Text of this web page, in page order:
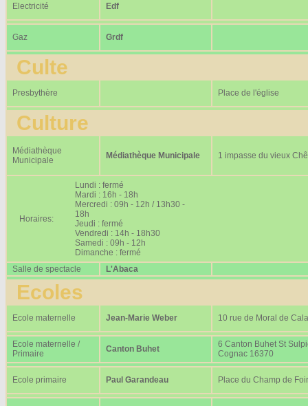
Electricité Edf
Gaz Grdf
Culte
Presbythère Place de l'église
Culture
Médiathèque
Municipale
Médiathèque Municipale 1 impasse du vieux
Horaires:
Lundi : fermé
Mardi : 16h - 18h
Mercredi : 09h - 12h / 13h30 -
18h
Jeudi : fermé
Vendredi : 14h - 18h30
Samedi : 09h - 12h
Dimanche : fermé
Salle de spectacle
L'Abaca
Ecoles
Ecole maternelle Jean-Marie Weber 10 rue de Moral de
Ecole maternelle /
Primaire
Canton Buhet
6 Canton Buhet St
Cognac 16370
Ecole primaire Paul Garandeau Place du Champ de